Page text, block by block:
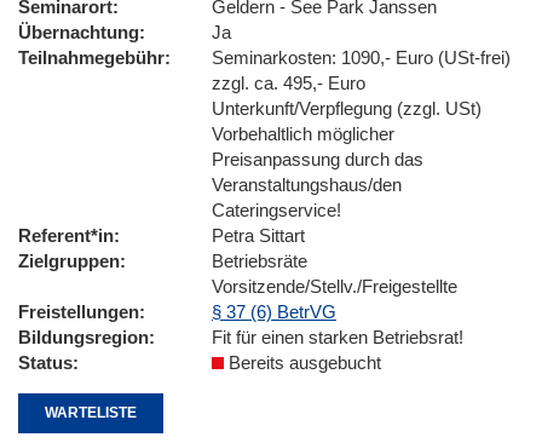
Seminarort
Geldern - See Park Janssen
Übernachtung
Ja
Teilnahmegebühr
Seminarkosten: 1090,- Euro (USt-frei)
zzgl. ca. 495,- Euro
Unterkunft/Verpflegung (zzgl. USt)
Vorbehaltlich möglicher
Preisanpassung durch das
Veranstaltungshaus/den
Cateringservice!
Referent*in
Petra Sittart
Zielgruppen
Betriebsräte
Vorsitzende/Stellv./Freigestellte
Freistellungen
§ 37 (6) BetrVG
Bildungsregion
Fit für einen starken Betriebsrat!
Status
Bereits ausgebucht
WARTELISTE